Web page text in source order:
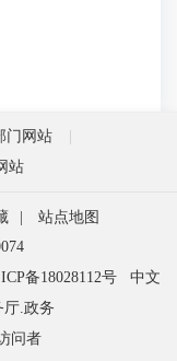
门网站
站
站点地图
备18028112号
中文
厅.政务
问者